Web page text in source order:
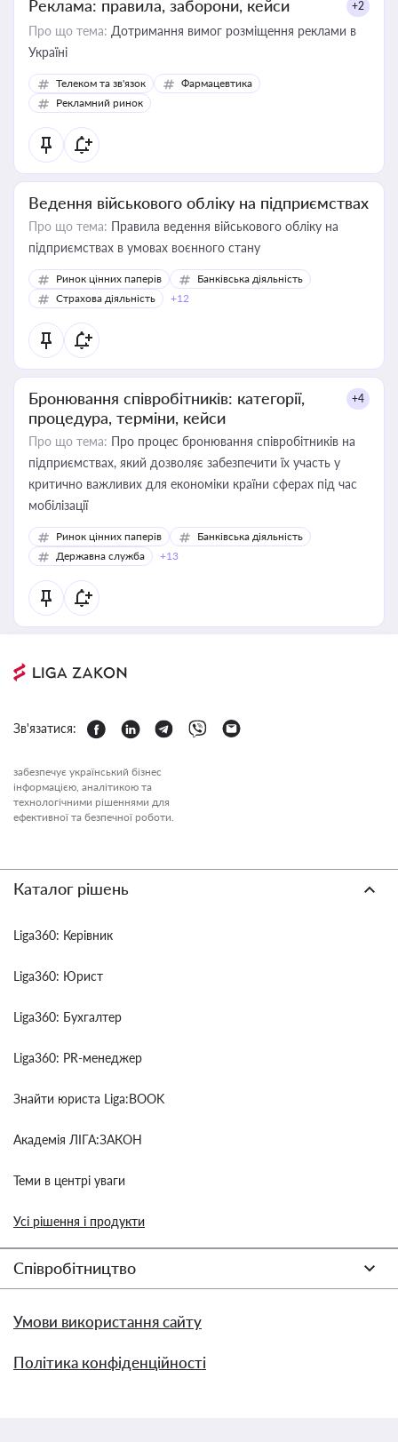
Реклама: правила, заборони, кейси +2
Про що тема: Дотримання вимог розміщення реклами в
Україні
Телеком та зв'язок
Фармацевтика
Рекламний ринок
Ведення військового обліку на підприємствах
Про що тема: Правила ведення військового обліку на
підприємствах в умовах воєнного стану
Ринок цінних паперів
Банківська діяльність
Страхова діяльність
+12
Бронювання співробітників: категорії,
процедура, терміни, кейси
+4
Про що тема: Про процес бронювання співробітників на
підприємствах, який дозволяє забезпечити їх участь у
критично важливих для економіки країни сферах під час
мобілізації
Ринок цінних паперів
Банківська діяльність
Державна служба
+13
Зв'язатися:
забезпечує український бізнес
інформацією, аналітикою та
технологічними рішеннями для
ефективної та безпечної роботи.
Каталог рішень
Liga360: Керівник
Liga360: Юрист
Liga360: Бухгалтер
Liga360: PR-менеджер
Знайти юриста Liga:BOOK
Академія ЛІГА:ЗАКОН
Теми в центрі уваги
Усі рішення і продукти
Співробітництво
Умови використання сайту
Політика конфіденційності